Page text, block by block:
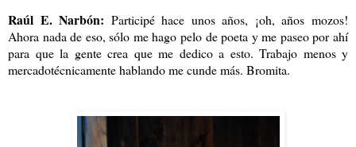
Raúl E. Narbón: Participé hace unos años, ¡oh, años mozos!
Ahora nada de eso, sólo me hago pelo de poeta y me paseo por ahí
para que la gente crea que me dedico a esto. Trabajo menos y
mercadotécnicamente hablando me cunde más. Bromita.